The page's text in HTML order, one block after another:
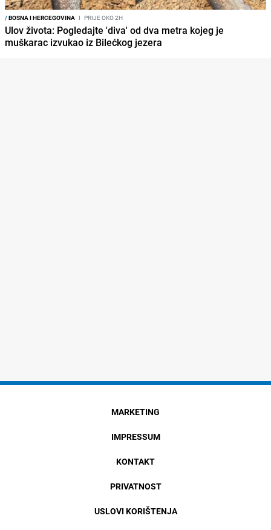
/BOSNA I HERCEGOVINA I PRIJE OKO 2H
Ulov života: Pogledajte 'diva' od dva metra kojeg je
muškarac izvukao iz Bilećkog jezera
MARKETING
IMPRESSUM
KONTAKT
PRIVATNOST
USLOVI KORIŠTENJA